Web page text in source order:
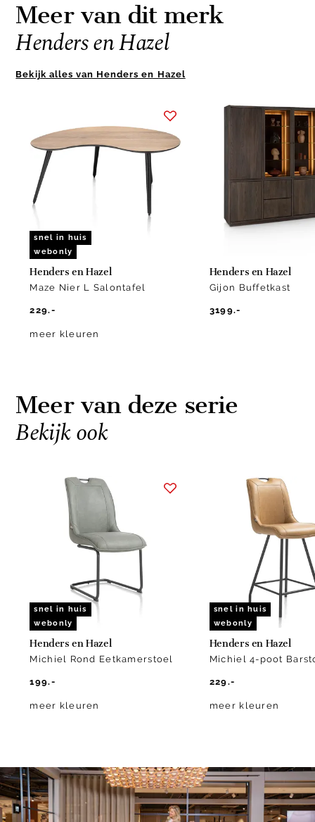
Meer van dit merk
Henders en Hazel
Bekijk alles van Henders en Hazel
snel in huis
webonly
Henders en Hazel
Maze Nier L Salontafel
229.-
meer kleuren
Henders en Hazel
Gijon Buffetkast
3199.-
Meer van deze serie
Bekijk ook
snel in huis
webonly
Henders en Hazel
Michiel Rond Eetkamerstoel
199.-
meer kleuren
snel in huis
webonly
Henders en Hazel
Michiel 4-poot
229.-
meer kleuren